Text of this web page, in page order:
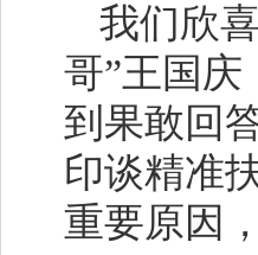
我们欣
哥”王国庆
到果敢回
印谈精准
重要原因